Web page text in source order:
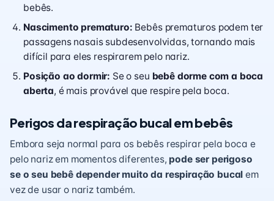
bebês.
Nascimento prematuro: Bebês prematuros podem ter
passagens nasais subdesenvolvidas, tornando mais
difícil para eles respirarem pelo nariz.
Posição ao dormir: Se o seu bebê dorme com a boca
aberta, é mais provável que respire pela boca.
Perigos da respiração bucal em bebês
Embora seja normal para os bebês respirar pela boca e
pelo nariz em momentos diferentes, pode ser perigoso
se o seu bebê depender muito da respiração bucalem
vez de usar o nariz também.